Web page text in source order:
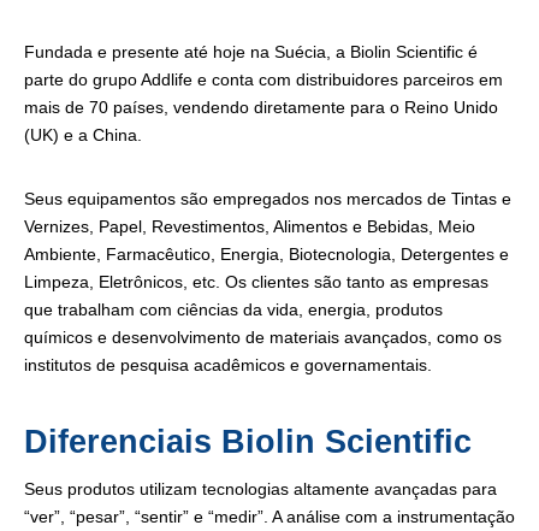
Fundada e presente até hoje na Suécia, a Biolin Scientific é
parte do grupo Addlife e conta com distribuidores parceiros em
mais de 70 países, vendendo diretamente para o Reino Unido
(UK) e a China.
Seus equipamentos são empregados nos mercados de Tintas e
Vernizes, Papel, Revestimentos, Alimentos e Bebidas, Meio
Ambiente, Farmacêutico, Energia, Biotecnologia, Detergentes e
Limpeza, Eletrônicos, etc. Os clientes são tanto as empresas
que trabalham com ciências da vida, energia, produtos
químicos e desenvolvimento de materiais avançados, como os
institutos de pesquisa acadêmicos e governamentais.
Diferenciais Biolin Scientific
Seus produtos utilizam tecnologias altamente avançadas para
“ver”, “pesar”, “sentir” e “medir”. A análise com a instrumentação